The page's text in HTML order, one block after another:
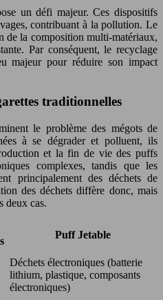
un défi majeur. Ces dispositifs
contribuant à la pollution. Le
de la composition multi-matériaux,
Par conséquent, le recyclage
majeur pour réduire son impact
traditionnelles
le problème des mégots de
à se dégrader et polluent, ils
et la fin de vie des puffs
complexes, tandis que les
principalement des déchets de
des déchets diffère donc, mais
deux cas.
Puff Jetable
Déchets électroniques (batterie
lithium, plastique, composants
électroniques)